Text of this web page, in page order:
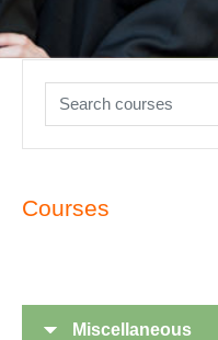
Search courses
Courses
Miscellaneous